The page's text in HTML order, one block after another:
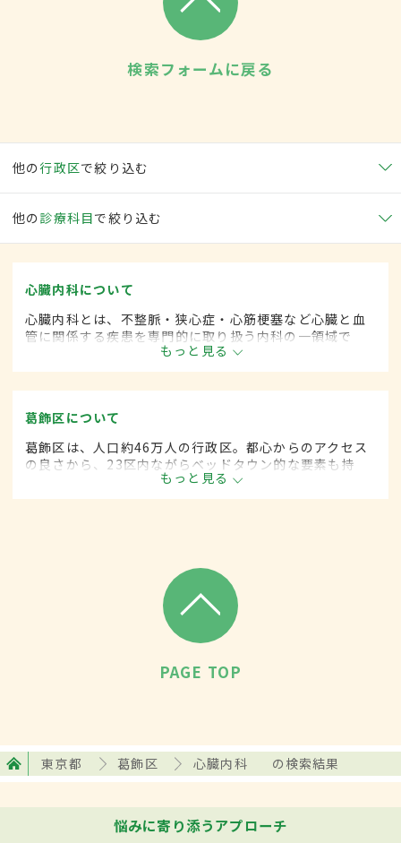
検索フォームに戻る
他の行政区で絞り込む
他の 診療科目で絞り込む
心臓内科について
心臓内科とは、不整脈・狭心症・心筋梗塞など心臓と血
管に関係する疾患を専門的に取り扱う内科の一領域で
もっと見る
葛飾区について
葛飾区は、人口約46万人の行政区。都心からのアクセス
の良さから、23区内ながらベッドタウン的な要素も持
つ。柴又帝釈天や堀切菖蒲園などの観光地も多く、伝統
技術を受け継ぐ職人の多い地域としても知られる。
もっと見る
PAGE TOP
東京都 葛飾区 心臓内科 の検索結果
悩みに寄り添うアプローチ